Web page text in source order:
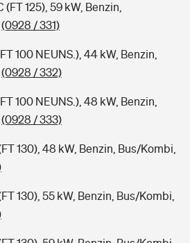
(FT 125), 59 kW, Benzin,
(0928 / 331)
100 NEUNS.), 44 kW, Benzin,
(0928 / 332)
100 NEUNS.), 48 kW, Benzin,
(0928 / 333)
130), 48 kW, Benzin, Bus/Kombi,
130), 55 kW, Benzin, Bus/Kombi,